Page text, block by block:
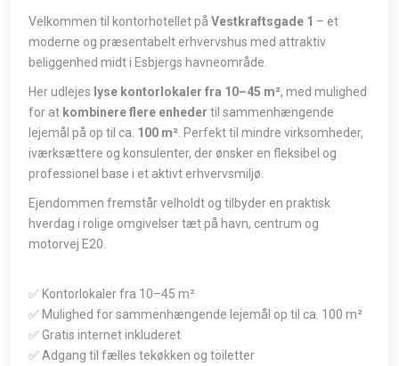
Velkommen til kontorhotellet på Vestkraftsgade 1 – et
moderne og præsentabelt erhvervshus med attraktiv
beliggenhed midt i Esbjergs havneområde.
Her udlejes lyse kontorlokaler fra 10–45 m², med mulighed
for at kombinere flere enheder til sammenhængende
lejemål på op til ca. 100 m² . Perfekt til mindre virksomheder,
iværksættere og konsulenter, der ønsker en fleksibel og
professionel base i et aktivt erhvervsmiljø.
Ejendommen fremstår velholdt og tilbyder en praktisk
hverdag i rolige omgivelser tæt på havn, centrum og
motorvej E20.
✅ Kontorlokaler fra 10–45 m²
✅ Mulighed for sammenhængende lejemål op til ca. 100 m²
✅ Gratis internet inkluderet
✅ Adgang til fælles tekøkken og toiletter